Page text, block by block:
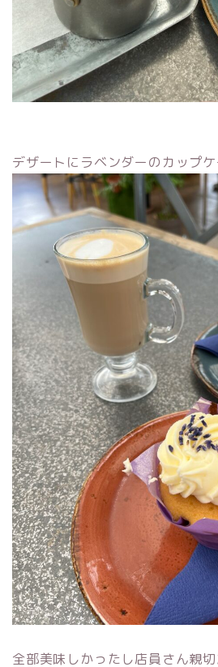
デザートにラベンダーのカップ
全部美味しかったし店員さん親